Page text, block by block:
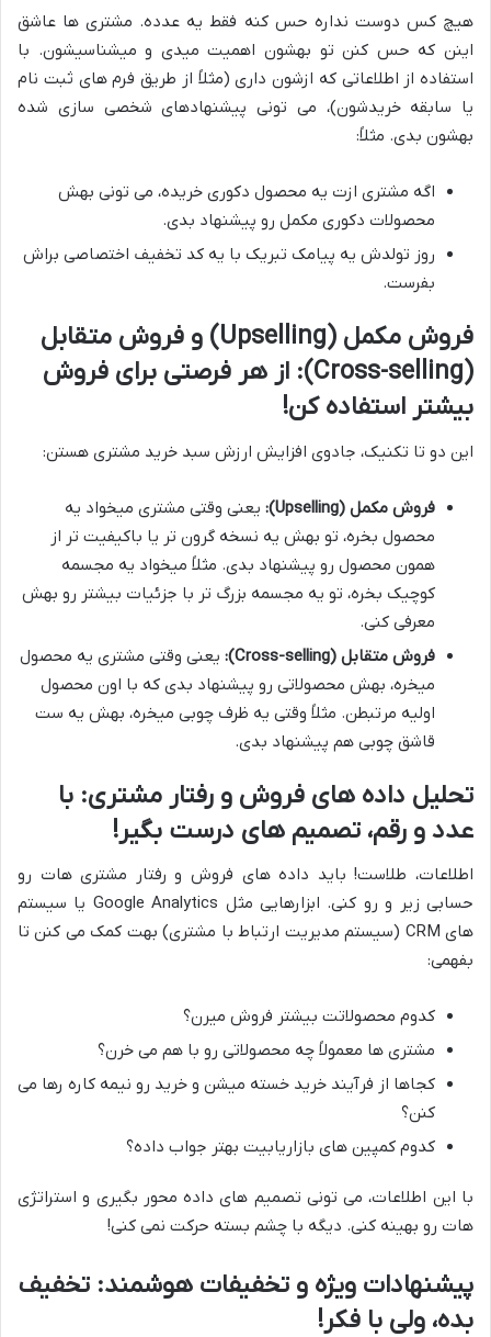
هیچ کس دوست نداره حس کنه فقط یه عدده. مشتری ها عاشق
اینن که حس کنن تو بهشون اهمیت میدی و میشناسیشون. با
استفاده از اطلاعاتی که ازشون داری (مثلاً از طریق فرم های ثبت نام
یا سابقه خریدشون)، می تونی پیشنهادهای شخصی سازی شده
بهشون بدی. مثلاً:
اگه مشتری ازت یه محصول دکوری خریده، می تونی بهش
محصولات دکوری مکمل رو پیشنهاد بدی.
روز تولدش یه پیامک تبریک با یه کد تخفیف اختصاصی براش
بفرست.
فروش مکمل (Upselling) و فروش متقابل
(Cross-selling): از هر فرصتی برای فروش
بیشتر استفاده کن!
این دو تا تکنیک، جادوی افزایش ارزش سبد خرید مشتری هستن:
فروش مکمل (Upselling):
یعنی وقتی مشتری میخواد یه
محصول بخره، تو بهش یه نسخه گرون تر یا باکیفیت تر از
همون محصول رو پیشنهاد بدی. مثلاً میخواد یه مجسمه
کوچیک بخره، تو یه مجسمه بزرگ تر با جزئیات بیشتر رو بهش
معرفی کنی.
فروش متقابل (Cross-selling):
یعنی وقتی مشتری یه محصول
میخره، بهش محصولاتی رو پیشنهاد بدی که با اون محصول
اولیه مرتبطن. مثلاً وقتی یه ظرف چوبی میخره، بهش یه ست
قاشق چوبی هم پیشنهاد بدی.
تحلیل داده های فروش و رفتار مشتری: با
عدد و رقم، تصمیم های درست بگیر!
اطلاعات، طلاست! باید داده های فروش و رفتار مشتری هات رو
حسابی زیر و رو کنی. ابزارهایی مثل Google Analytics یا سیستم
های CRM (سیستم مدیریت ارتباط با مشتری) بهت کمک می کنن تا
بفهمی:
کدوم محصولاتت بیشتر فروش میرن؟
مشتری ها معمولاً چه محصولاتی رو با هم می خرن؟
کجاها از فرآیند خرید خسته میشن و خرید رو نیمه کاره رها می
کنن؟
کدوم کمپین های بازاریابیت بهتر جواب داده؟
با این اطلاعات، می تونی تصمیم های داده محور بگیری و استراتژی
هات رو بهینه کنی. دیگه با چشم بسته حرکت نمی کنی!
پیشنهادات ویژه و تخفیفات هوشمند: تخفیف
بده، ولی با فکر!